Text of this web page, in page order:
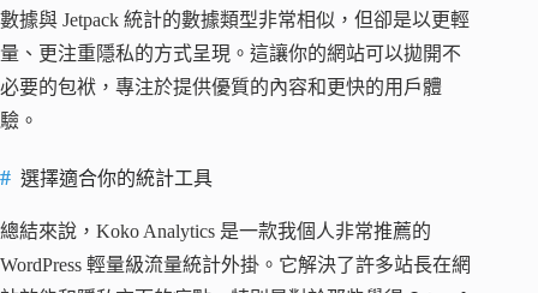
數據與 Jetpack 統計的數據類型非常相似，但卻是以更輕
量、更注重隱私的方式呈現。這讓你的網站可以拋開不
必要的包袱，專注於提供優質的內容和更快的用戶體
驗。
選擇適合你的統計工具
總結來說，Koko Analytics 是一款我個人非常推薦的
WordPress 輕量級流量統計外掛。它解決了許多站長在網